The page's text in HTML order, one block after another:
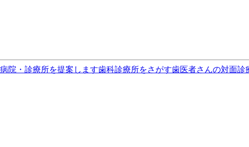
院・診療所を提案します歯科診療所をさがす歯医者さんの対面診